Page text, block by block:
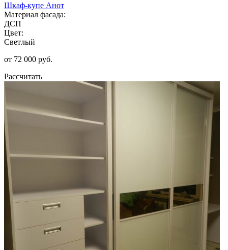
Шкаф-купе Анот
Материал фасада:
ДСП
Цвет:
Светлый
от 72 000 руб.
Рассчитать